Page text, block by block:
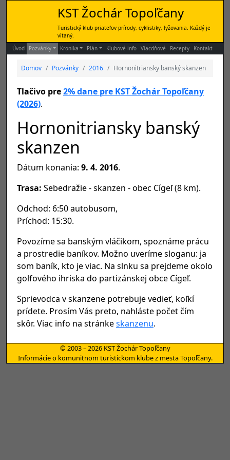
KST Žochár Topoľčany
Turistický klub priateľov prírody, cyklistiky, lyžovania. Každý je
vítaný.
Úvod
Pozvánky Kronika Plán Klubové info Viacdňové Recepty Kontakt
Domov Pozvánky 2016 Hornonitriansky banský skanzen
Tlačivo pre2% dane pre KST Žochár Topoľčany
(2026).
Hornonitriansky banský
skanzen
Dátum konania: 9. 4. 2016.
Trasa: Sebedražie - skanzen - obec Cígeľ (8 km).
Odchod: 6:50 autobusom,
Príchod: 15:30.
Povozíme sa banským vláčikom, spoznáme prácu
a prostredie baníkov. Možno uveríme sloganu: ja
som baník, kto je viac. Na slnku sa prejdeme okolo
golfového ihriska do partizánskej obce Cígeľ.
Sprievodca v skanzene potrebuje vedieť, koľkí
prídete. Prosím Vás preto, nahláste počet čím
skôr. Viac info na stránkeskanzenu.
© 2003 – 2026 KST Žochár Topoľčany
Informácie o komunitnom turistickom klube z mesta Topoľčany.